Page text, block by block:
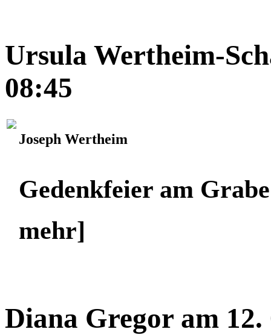
Ursula Wertheim-
08:45
Joseph Wertheim
Gedenkfeier am
mehr]
Diana Gregor am 12.